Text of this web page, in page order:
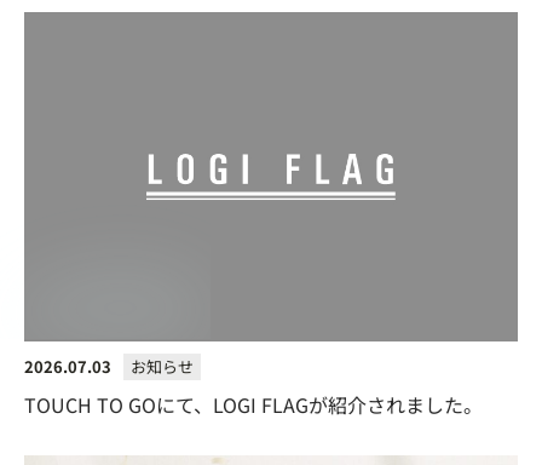
2026.07.03 お知らせ
TOUCH TO GOにて、LOGI FLAGが紹介されました。